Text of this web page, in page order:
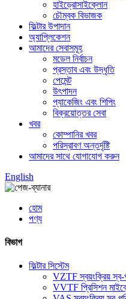
হাইড্রোসাইক্লোন
চৌম্বক বিভাজক
ফিল্টার উপাদান
অ্যাপ্লিকেশন
আমাদের সেবাসমূহ
মডেল নির্বাচন
প্রস্তাব এবং উদ্ধৃতি
পেমেন্ট
উৎপাদন
প্যাকেজিং এবং শিপিং
বিক্রয়োত্তর সেবা
খবর
কোম্পানির খবর
পরিস্রাবণ অন্তর্দৃষ্টি
আমাদের সাথে যোগাযোগ করুন
English
হোম
পণ্য
বিভাগ
ফিল্টার সিস্টেম
VZTF স্বয়ংক্রিয় স্ব-
VVTF প্রিসিশন